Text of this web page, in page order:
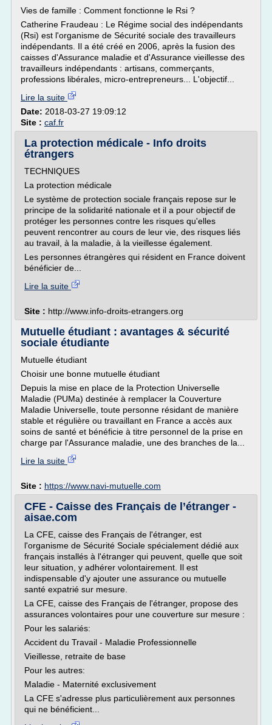
Vies de famille : Comment fonctionne le Rsi ?
Catherine Fraudeau : Le Régime social des indépendants
(Rsi) est l'organisme de Sécurité sociale des travailleurs
indépendants. Il a été créé en 2006, après la fusion des
caisses d'Assurance maladie et d'Assurance vieillesse des
travailleurs indépendants : artisans, commerçants,
professions libérales, micro-entrepreneurs... L'objectif...
Lire la suite
Date: 2018-03-27 19:09:12
Site : caf.fr
La protection médicale - Info droits
étrangers
TECHNIQUES
La protection médicale
Le système de protection sociale français repose sur le
principe de la solidarité nationale et il a pour objectif de
protéger les personnes contre les risques qu'elles
peuvent rencontrer au cours de leur vie, des risques liés
au travail, à la maladie, à la vieillesse également.
Les personnes étrangères qui résident en France doivent
bénéficier de...
Lire la suite
Site : http://www.info-droits-etrangers.org
Mutuelle étudiant : avantages & sécurité
sociale étudiante
Mutuelle étudiant
Choisir une bonne mutuelle étudiant
Depuis la mise en place de la Protection Universelle
Maladie (PUMa) destinée à remplacer la Couverture
Maladie Universelle, toute personne résidant de manière
stable et régulière ou travaillant en France a accès aux
soins de santé et bénéficie à titre personnel de la prise en
charge par l'Assurance maladie, une des branches de la...
Lire la suite
Site : https://www.navi-mutuelle.com
CFE - Caisse des Français de l’étranger -
aisae.com
La CFE, caisse des Français de l'étranger, est
l'organisme de Sécurité Sociale spécialement dédié aux
français installés à l'étranger qui peuvent, quelle que soit
leur situation, y adhérer volontairement. Il est
indispensable d'y ajouter une assurance ou mutuelle
santé expatrié sur mesure.
La CFE, caisse des Français de l'étranger, propose des
assurances volontaires pour une couverture sur mesure :
Pour les salariés:
Accident du Travail - Maladie Professionnelle
Vieillesse, retraite de base
Pour les autres:
Maladie - Maternité exclusivement
La CFE s'adresse plus particulièrement aux personnes
qui ne bénéficient...